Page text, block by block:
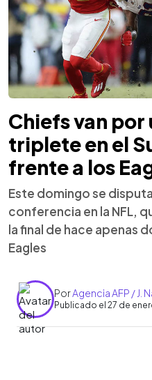
Chiefs van
triplete en el
frente a los
Este domingo se
conferencia en la NFL,
la final de hace apenas
Eagles
PorAgencia AFP / J.
Publicado el 27 de